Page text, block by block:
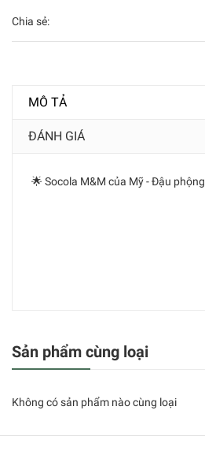
Chia sẻ:
MÔ TẢ
ĐÁNH GIÁ
🌟 Socola M&M của Mỹ - Đậu phộng
Sản phẩm cùng loại
Không có sản phẩm nào cùng loại